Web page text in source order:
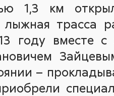
1,3 км
лыжная трасса
году вместе с
–